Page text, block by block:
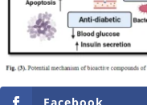
Facebook